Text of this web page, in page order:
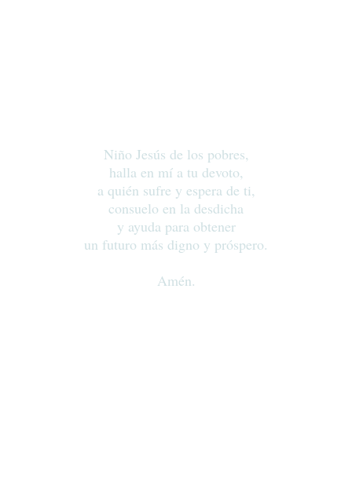
Niño Jesús de los pobres,
halla en mí a tu devoto,
a quién sufre y espera de ti,
consuelo en la desdicha
y ayuda para obtener
un futuro más digno y próspero.
Amén.